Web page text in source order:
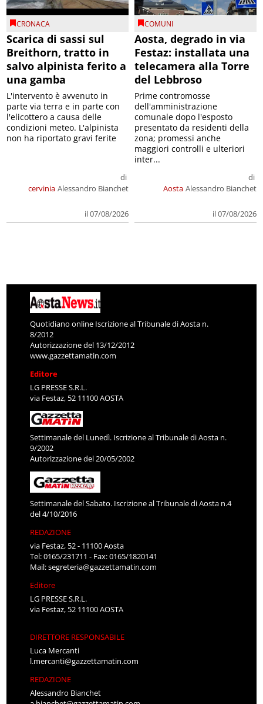
CRONACA
Scarica di sassi sul
Breithorn, tratto in
salvo alpinista ferito a
una gamba
cervinia
di
Alessandro Bianchet
il 07/08/2026
L'intervento è avvenuto in
parte via terra e in parte con
l'elicottero a causa delle
condizioni meteo. L'alpinista
non ha riportato gravi ferite
COMUNI
Aosta, degrado in via
Festaz: installata una
telecamera alla Torre
del Lebbroso
Aosta
di
Alessandro Bianchet
il 07/08/2026
Prime contromosse
dell'amministrazione
comunale dopo l'esposto
presentato da residenti della
zona; promessi anche
maggiori controlli e ulteriori
inter...
Quotidiano online Iscrizione al Tribunale di Aosta n.
8/2012
Autorizzazione del 13/12/2012
www.gazzettamatin.com
Editore
LG PRESSE S.R.L.
via Festaz, 52 11100 AOSTA
Settimanale del Lunedì. Iscrizione al Tribunale di Aosta n.
9/2002
Autorizzazione del 20/05/2002
Settimanale del Sabato. Iscrizione al Tribunale di Aosta n.4
del 4/10/2016
REDAZIONE
via Festaz, 52 - 11100 Aosta
Tel: 0165/231711 - Fax: 0165/1820141
Mail:segreteria@gazzettamatin.com
Editore
LG PRESSE S.R.L.
via Festaz, 52 11100 AOSTA
DIRETTORE RESPONSABILE
Luca Mercanti
l.mercanti@gazzettamatin.com
REDAZIONE
Alessandro Bianchet